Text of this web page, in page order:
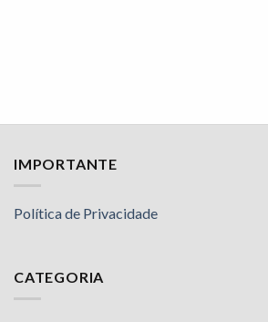
IMPORTANTE
Política de Privacidade
CATEGORIA